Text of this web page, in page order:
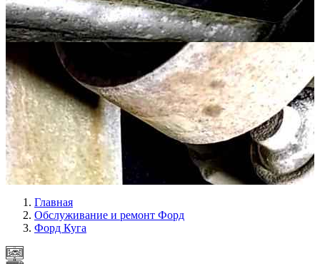
Главная
Обслуживание и ремонт Форд
Форд Куга